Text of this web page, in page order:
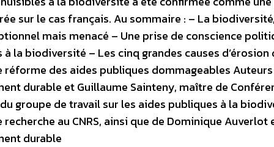
sur le cas français. Au sommaire : – La
mais menacé – Une prise de conscience
la biodiversité – Les cinq grandes causes
des aides publiques dommageables Auteurs
durable et Guillaume Sainteny, maître de
groupe de travail sur les aides publiques à la
au CNRS, ainsi que de Dominique Auverlot
durable